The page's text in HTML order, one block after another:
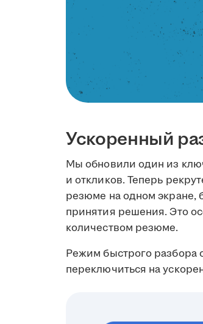
Ускоренный
Мы обновили один из
и откликов. Теперь
резюме на одном экране,
принятия решения. Это
количеством резюме.
Режим быстрого разбора
переключиться на